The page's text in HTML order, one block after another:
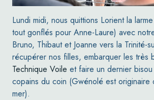
Lundi midi, nous quittions Lorient la
tout gonflés pour Anne-Laure) avec
Bruno, Thibaut et Joanne vers la Trinité-
récupérer nos filles, embarquer les très
Technique Voile et faire un dernier
copains du coin (Gwénolé est originaire
mer).